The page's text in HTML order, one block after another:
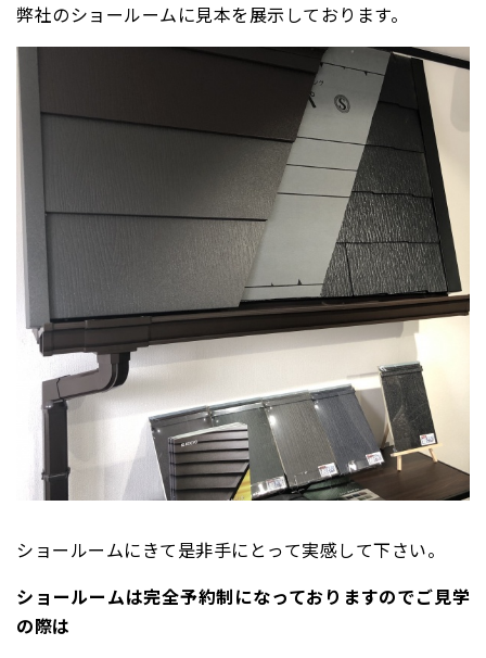
弊社のショールームに見本を展示しております。
ショールームにきて是非手にとって実感して下さい。
ショールームは完全予約制になっておりますのでご見学
の際は